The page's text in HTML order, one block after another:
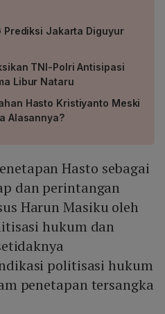
Prediksi Jakarta Diguyur
TNI-Polri Antisipasi
Libur Nataru
Hasto Kristiyanto Meski
Alasannya?
Hasto sebagai
dan perintangan
Harun Masiku oleh
hukum dan
politisasi hukum
penetapan tersangka